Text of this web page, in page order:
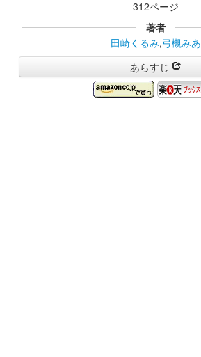
312ページ
著者
田崎くるみ,弓槻みあ
あらすじ